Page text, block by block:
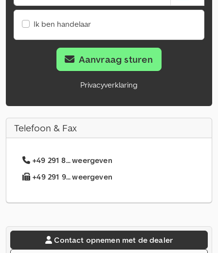
Ik ben handelaar
Aanvraag sturen
Privacyverklaring
Telefoon & Fax
+49 291 8... weergeven
+49 291 9... weergeven
Contact opnemen met de dealer